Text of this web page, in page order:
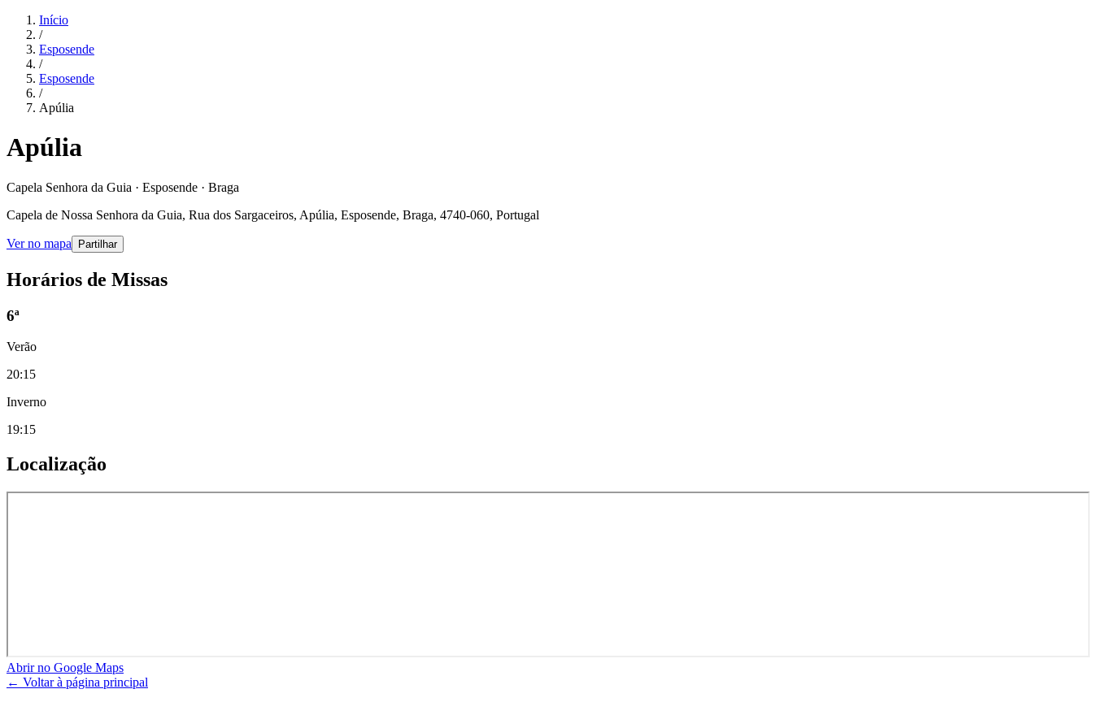
Início
/
Esposende
/
Esposende
/
Apúlia
Apúlia
Capela Senhora da Guia · Esposende · Braga
Capela de Nossa Senhora da Guia, Rua dos Sargaceiros, Apúlia, Esposende, Braga, 4740-060, Portugal
Ver no mapa Partilhar
Horários de Missas
6ª
Verão
20:15
Inverno
19:15
Localização
Abrir no Google Maps
← Voltar à página principal